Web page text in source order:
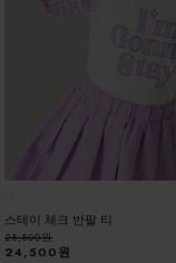
스테이 체크 반팔 티
28,800원
24,500원